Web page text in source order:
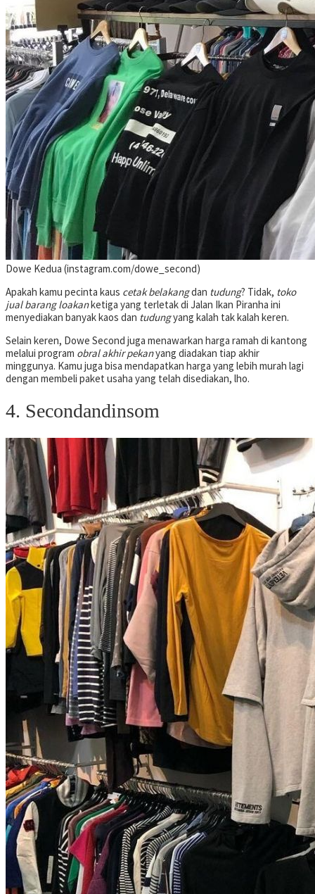
Dowe Kedua (instagram.com/dowe_second)
Apakah kamu pecinta kaus cetak belakangdan tudung? Tidak, toko
jual barang loakanketiga yang terletak di Jalan Ikan Piranha ini
menyediakan banyak kaos dan tudungyang kalah tak kalah keren.
Selain keren, Dowe Second juga menawarkan harga ramah di kantong
melalui program obral akhir pekanyang diadakan tiap akhir
minggunya. Kamu juga bisa mendapatkan harga yang lebih murah lagi
dengan membeli paket usaha yang telah disediakan, lho.
4. Secondandinsom